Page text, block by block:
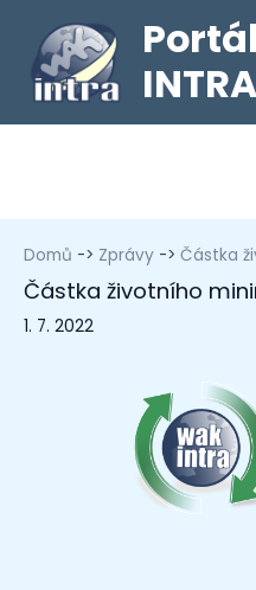
INTRA
Domů Zprávy Částka
Částka životního
1. 7. 2022